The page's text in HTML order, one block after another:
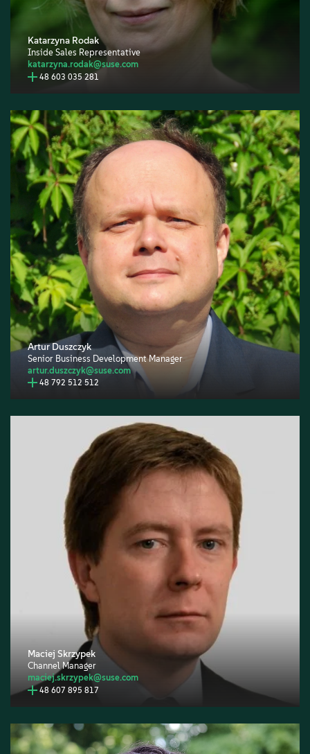
Katarzyna Rodak
Inside Sales Representative
katarzyna.rodak@suse.com
48 603 035 281
Artur Duszczyk
Senior Business Development Manager
artur.duszczyk@suse.com
48 792 512 512
Maciej Skrzypek
Channel Manager
maciej.skrzypek@suse.com
48 607 895 817